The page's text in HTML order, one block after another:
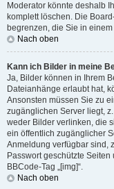
Moderator könnte deshalb
komplett löschen. Die
begrenzen, die Sie in
Nach oben
Kann ich Bilder in meine
Ja, Bilder können in Ihrem
Dateianhänge erlaubt hat,
Ansonsten müssen Sie zu
zugänglichen Server liegt,
weder Bilder verlinken, die
ein öffentlich zugänglicher
Anmeldung verfügbar sind,
Passwort geschützte
BBCode-Tag „[img]“.
Nach oben